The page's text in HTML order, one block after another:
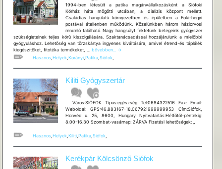
1994-ben létesült a patika magánvállalkozásként a Siófoki
Kórház háta mögötti utcában, a dialízis központ mellett.
Családias hangulatú környezetben és épületben a Foki-hegyi
postával átellenben mûködünk. Közelünkben három háziorvosi
rendelõ található. Nagy hangsúlyt fektetünk betegeink gyógyszer
szükségleteinek teljes körû kiszolgálására. Szaktanácsadással hozzájárulunk a mielõbbi
gyógyuláshoz. Lehetõség van törzskártya ingyenes kiváltására, amivel étrend-és táplálék
kiegészítõket, fitotéka termékeket, … Korányi
Patika
bővebben...
→
Hasznos,Helyek,Korányi,Patika,Siófok,
Kiliti Gyógyszertár
Város:SIÓFOK Típus:egészség Tel:0684322516 Fax: Email:
Weboldal: GPS:46.883167-18.067921999999953 Cím:Siófok,
Honvéd u. 25, 8600, Hungary Nyitvatartás:Hétfőtől-péntekig:
8.00-16.30 Szombat-vasárnap: ZÁRVA Fizetési lehetõségek: „
Hasznos, Helyek, Kiliti, Patika, Siófok,
Kerékpár Kölcsönző Siófok